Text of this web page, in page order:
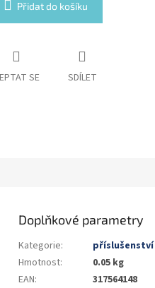
Přidat do košíku
SE SDÍLET
Doplňkové parametry
Kategorie:
příslušenství
Hmotnost:
0.05 kg
EAN:
317564148